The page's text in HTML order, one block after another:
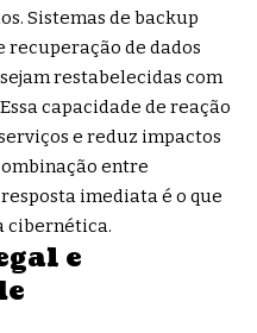
Sistemas de backup
de dados
restabelecidas com
capacidade de reação
e reduz impactos
entre
imediata é o que
cibernética.
e